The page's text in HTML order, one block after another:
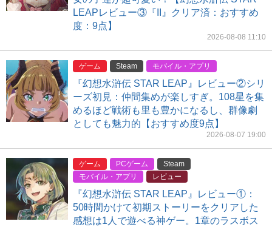
LEAPレビュー③『II』クリア済：おすすめ
度：9点】
2026-08-08 11:10
ゲーム Steam モバイル・アプリ
『幻想水滸伝 STAR LEAP』レビュー②シリ
ーズ初見：仲間集めが楽しすぎ。108星を集
めるほど戦術も里も豊かになるし、群像劇
としても魅力的【おすすめ度9点】
2026-08-07 19:00
ゲーム PCゲーム
Steam
モバイル・アプリ
レビュー
『幻想水滸伝 STAR LEAP』レビュー①：
50時間かけて初期ストーリーをクリアした
感想は1人で遊べる神ゲー。1章のラスボス